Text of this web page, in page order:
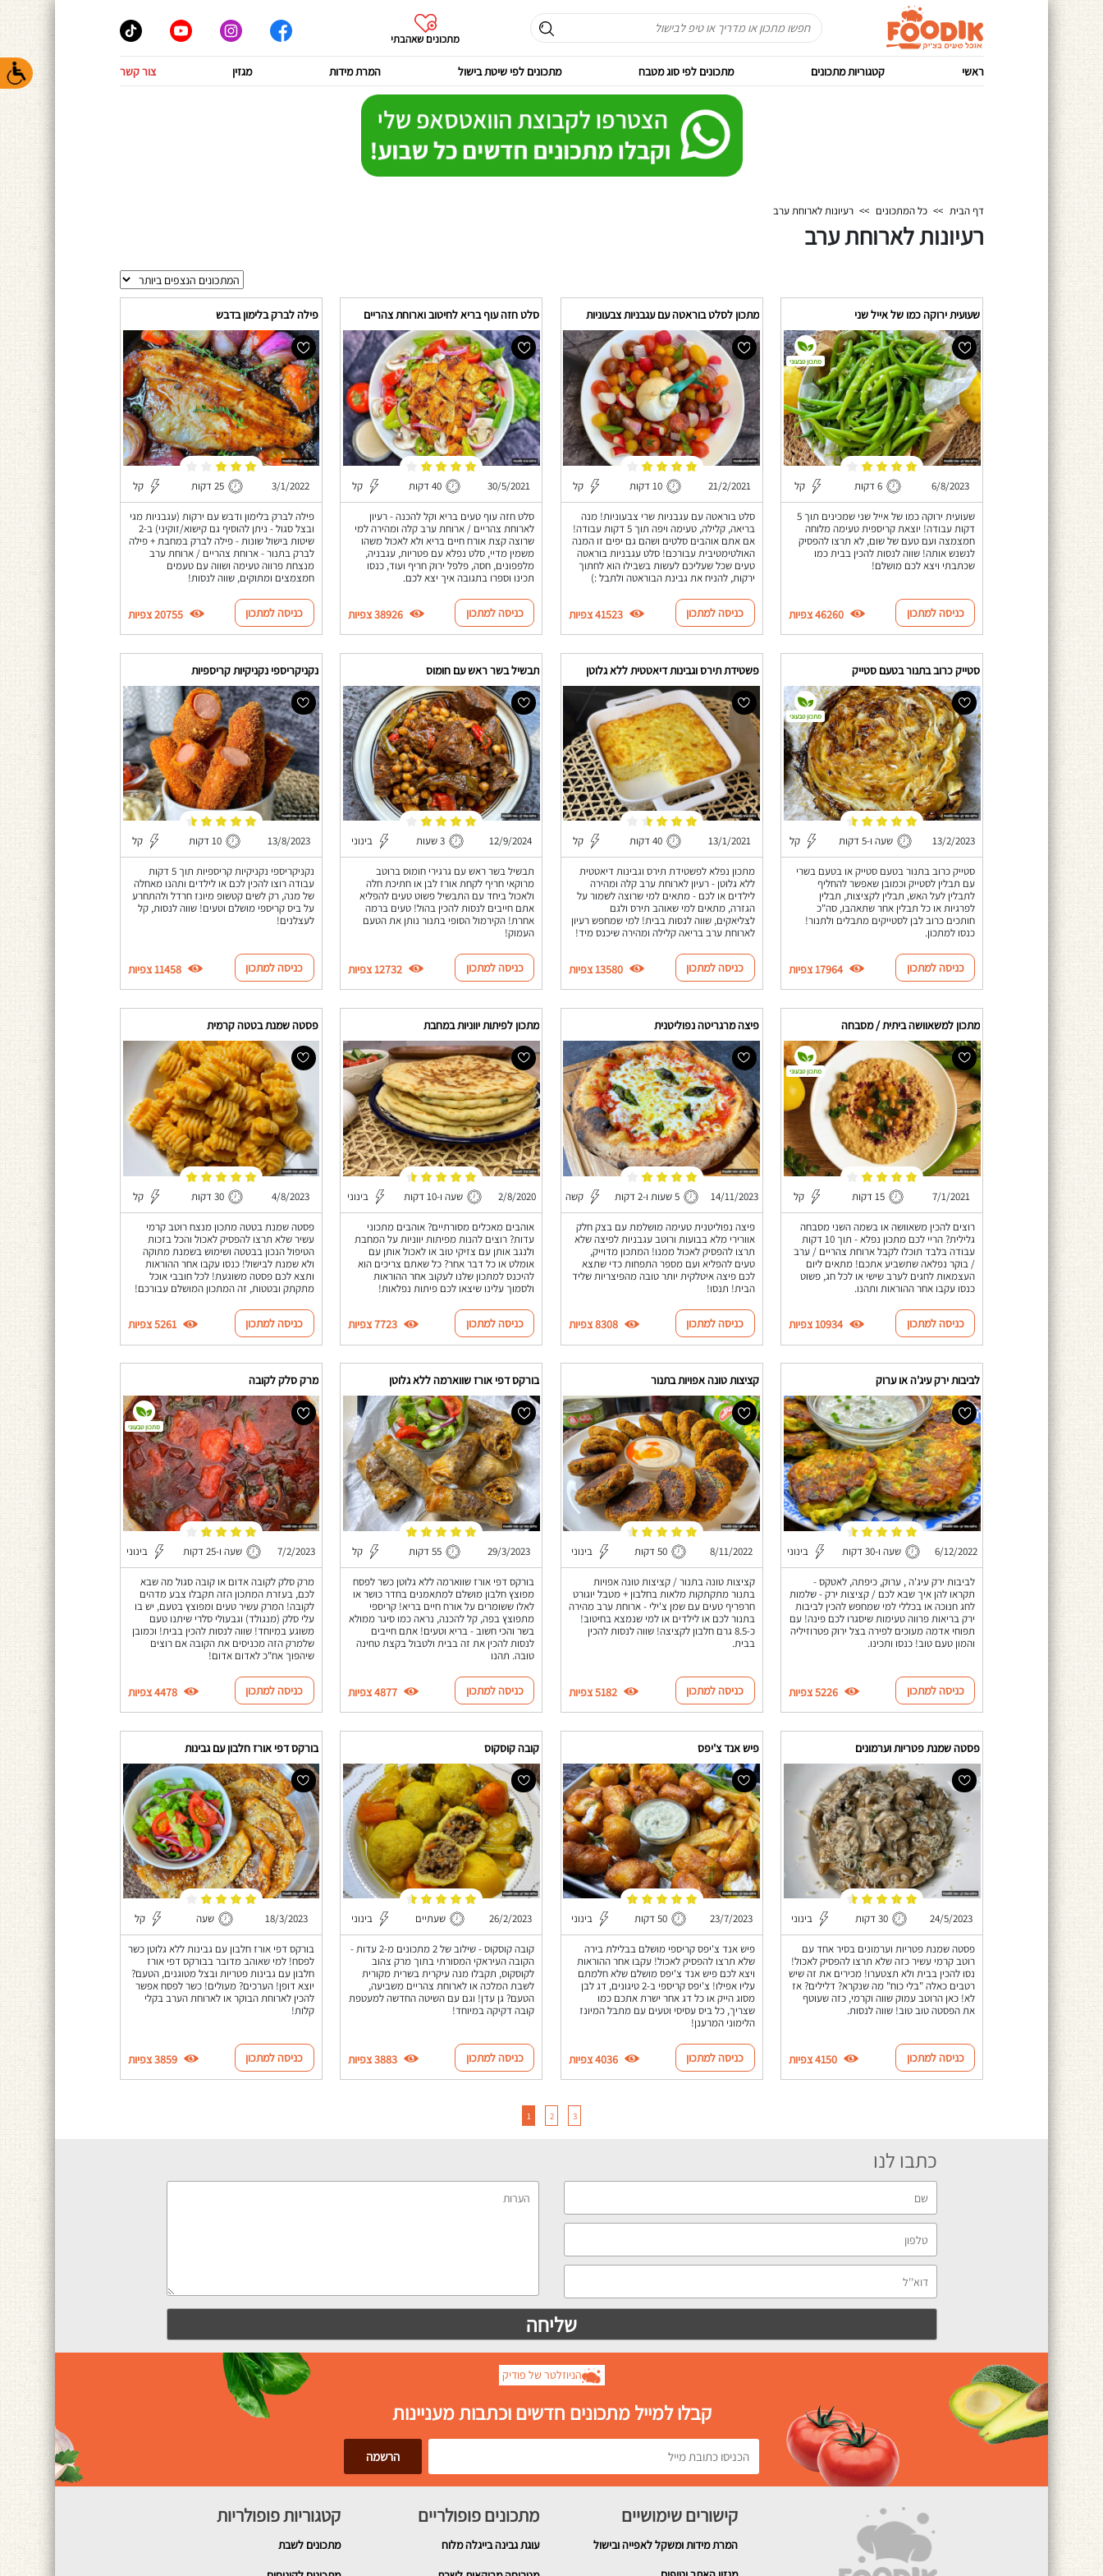
מתכונים שאהבתי
ראשי קטגוריות מתכונים מתכונים לפי סוג מטבח מתכונים לפי שיטת בישול המרת מידות מגזין צור קשר
דף הבית >> כל המתכונים >> רעיונות לארוחת ערב
רעיונות לארוחת ערב
שעועית ירוקה כמו של אייל שני
6/8/2023 6 דקות קל
שעועית ירוקה כמו של אייל שני שמכינים תוך 5
דקות עבודה! יוצאת קריספית טעימה מלוחה
חמצמצה ועם טעם של שום, לא תרצו להפסיק
לנשנש אותה! שווה לנסות להכין בבית כמו
שכתבתי ויצא לכם מושלם!
מתכון טבעוני
כניסה למתכון 46260 צפיות
מתכון לסלט בוראטה עם עגבניות צבעוניות
21/2/2021 10 דקות קל
סלט בוראטה עם עגבניות שרי צבעוניות! מנה
בריאה, קלילה, טעימה ויפה תוך 5 דקות עבודה!
אם אתם אוהבים סלטים ושהם גם יפים זו המנה
האולטימטיבית עבורכם! סלט עגבניות בוראטה
טעים שכל שעליכם לעשות בשבילו הוא לחתוך
ירקות, להניח את גבינת הבוראטה ולתבל :)
כניסה למתכון 41523 צפיות
סלט חזה עוף בריא לחיטוב וארוחת צהריים
30/5/2021 40 דקות קל
סלט חזה עוף טעים בריא וקל להכנה - רעיון
לארוחת צהריים / ארוחת ערב קלה ומהירה למי
שרוצה קצת אורח חיים בריא ולא לאכול משהו
משמין מדיי, סלט נפלא עם פטריות, עגבניה,
מלפפונים, חסה, פלפל ירוק חריף ועוד, כנסו
תכינו וספרו בתגובה איך יצא לכם.
כניסה למתכון 38926 צפיות
פילה לברק בלימון בדבש
3/1/2022 25 דקות קל
פילה לברק בלימון ודבש עם ירקות (עגבניות מגי
ובצל סגול - ניתן להוסיף גם קישוא/זוקיני) ב-2
שיטות בישול שונות - פילה לברק במחבת + פילה
לברק בתנור - ארוחת צהריים / ארוחת ערב
מנצחת פרווה טעימה ושווה עם טעמים
חמצמצים ומתוקים, שווה לנסות!
כניסה למתכון 20755 צפיות
סטייק כרוב בתנור בטעם סטייק
13/2/2023 שעה ו-5 דקות קל
סטייק כרוב בתנור בטעם סטייק או בטעם בשרי
עם תבלין לסטייק וכמובן שאפשר להחליף
לתבלין לעל האש, תבלין לקציצות, תבלין
לפרגיות או כל תבלין אחר שתאהבו, סה"כ
חותכים כרוב לבן לסטייקים מתבלים ולתנור!
כנסו למתכון.
מתכון טבעוני
כניסה למתכון 17964 צפיות
פשטידת תירס וגבינות דיאטטית ללא גלוטן
13/1/2021 40 דקות קל
מתכון נפלא לפשטידת תירס וגבינות דיאטטית
ללא גלוטן - רעיון לארוחת ערב קלה ומהירה
לילדים או לכם - מתאים למי שרוצה לשמור על
הגזרה, מתאים למי שאוהב תירס ולגם
לצליאקים, שווה לנסות בבית! למי שמחפש רעיון
לארוחת ערב בריאה קלילה ומהירה שיכנס מיד!
כניסה למתכון 13580 צפיות
תבשיל בשר ראש עם חומוס
12/9/2024 3 שעות בינוני
תבשיל בשר ראש עם גרגירי חומוס ברוטב
מרוקאי חריף לקחת אורז לבן או חתיכת חלה
ולאכול ביחד עם התבשיל פשוט טעים להפליא
אתם חייבים לנסות להכין בהול! טעים ברמה
אחרת! הקירמול הסופי בתנור נותן את הטעם
העמוק!
כניסה למתכון 12732 צפיות
נקניקריספי נקניקיות קריספיות
13/8/2023 10 דקות קל
נקניקריספי נקניקיות קריספיות תוך 5 דקות
עבודה רוצו להכין לכם או לילדים ותהנו מאחלה
של מנה, רק לשים קטשופ מיונז חרדל ולהתחרע
על ביס קריספי מושלם וטעים! שווה לנסות, קל
לעצלנים!
כניסה למתכון 11458 צפיות
מתכון למשאוושה ביתית / מסבחה
7/1/2021 15 דקות קל
רוצים להכין משאוושה או בשמה השני מסבחה
גלילית? הריי לכם מתכון נפלא - תוך 10 דקות
עבודה בלבד תוכלו לקבל ארוחת צהריים / ערב
/ בוקר נפלאה שתשביע אתכם! מתאים ליום
העצמאות לחגים לערב שישי או לכל חג, פשוט
כנסו עקבו אחר ההוראות ותהנו.
מתכון טבעוני
כניסה למתכון 10934 צפיות
פיצה מרגריטה נפוליטנית
14/11/2023 5 שעות ו-2 דקות קשה
פיצה נפוליטנית טעימה מושלמת עם בצק חלק
אוורירי מלא בבועות ורוטב עגבניות לפיצה שלא
תרצו להפסיק לאכול ממנו! המתכון מדוייק,
טעים להפליא ועם מספר התפחות כדי שתצא
לכם פיצה איטלקית יותר טובה מהפיצריות שליד
הבית! תנסו!
כניסה למתכון 8308 צפיות
מתכון לפיתות יווניות במחבת
2/8/2020 שעה ו-10 דקות בינוני
אוהבים מאכלים מסורתיים? אוהבים מתכוני
עדות? רוצים להנות מפיתות יווניות על המחבת
ולנגב אותן עם צזיקי טוב או לאכול אותן עם
אומלט או כל דבר אחר? כל שאתם צריכים הוא
להיכנס למתכון שלנו לעקוב אחר ההוראות
ולסמוך עלינו שיצאו לכם פיתות נפלאות!
כניסה למתכון 7723 צפיות
פסטה שמנת בטטה קרמית
4/8/2023 30 דקות קל
פסטה שמנת בטטה מתכון מנצח רוטב קרמי
עשיר שלא תרצו להפסיק לאכול והכל בזכות
הטיפול הנכון בבטטה ושימוש בשמנת מתוקה
ולא שמנת לבישול! כנסו עקבו אחר ההוראות
ותצא לכם פסטה משוגעת! לכל חובבי אוכל
מתקתק ובטטות, זה המתכון המושלם עבורכם!
כניסה למתכון 5261 צפיות
לביבות ירק עיג'ה או ערוק
6/12/2022 שעה ו-30 דקות בינוני
לביבות ירק עיג'ה , ערוק, כיפתה, לאטקס -
תקראו להן איך שבא לכם / קציצות ירק - שלמות
לחג חנוכה או בכללי למי שמחפש להכין לביבות
ירק בריאות פרווה טעימות שיסגרו לכם פינה! עם
תפוחי אדמה מעוכים לפירה בצל ירוק פטרוזיליה
והמון טעם טוב! כנסו ותכינו.
כניסה למתכון 5226 צפיות
קציצות טונה אפויות בתנור
8/11/2022 50 דקות בינוני
קציצות טונה בתנור / קציצות טונה אפויות
בתנור מתקתקות מלאות בחלבון + מטבל יוגורט
חרפריף טעים עם שמן צ'ילי - ארוחת ערב מהירה
בתנור לכם או לילדים או למי שנמצא בחיטוב!
כ-8.5 גרם חלבון לקציצה! שווה לנסות להכין
בבית.
כניסה למתכון 5182 צפיות
בורקס דפי אורז שווארמה ללא גלוטן
29/3/2023 55 דקות קל
בורקס דפי אורז שווארמה ללא גלוטן כשר לפסח
מפוצץ חלבון מושלם למתאמנים בחדר כושר או
לאלו ששומרים על אורח חיים בריא! קריספי
מתפוצץ בפה, קל להכנה, נראה כמו סיגר ממולא
בשר והכי חשוב - בריא וטעים! אתם חייבים
לנסות להכין את זה בבית ולטבול בקצת טחינה
טובה. תהנו
כניסה למתכון 4877 צפיות
מרק סלק לקובה
7/2/2023 שעה ו-25 דקות בינוני
מרק סלק לקובה אדום או קובה סגול מה שבא
לכם, בעזרת המתכון הזה תקבלו צבע מדהים
לקובה! המרק עשיר טעים ומפוצץ בטעם, יש בו
עלי סלק (מנגולד) וגבעולי סלרי שיתנו טעם
משוגע במיוחד! שווה לנסות להכין בבית! וכמובן
שלמרק הזה מכניסים את הקובה אם רוצים
שיהפוך אח"כ לאדום אדום!
מתכון טבעוני
כניסה למתכון 4478 צפיות
פסטה שמנת פטריות וערמונים
24/5/2023 30 דקות בינוני
פסטה שמנת פטריות וערמונים בסיר אחד עם
רוטב קרמי עשיר כזה שלא תרצו להפסיק לאכול!
נסו להכין בבית ולא תצטערו! מכירים את זה שיש
רטבים כאלה "בלי כוח" מה שנקרא? דלילים? אז
לא! כאן הרוטב עמוק שווה וקרמי, כזה שעוטף
את הפסטה טוב טוב! שווה לנסות.
כניסה למתכון 4150 צפיות
פיש אנד צ'יפס
23/7/2023 50 דקות בינוני
פיש אנד צ'יפס קריספי מושלם בבלילת בירה
שלא תרצו להפסיק לאכול! עקבו אחר ההוראות
ויצא לכם פיש אנד צ'יפס מושלם שלא חלמתם
עליו אפילו! צ'יפס קריספי ב-2 טיגונים, דג לבן
מסוג הייק או כל דג אחר ישרת אתכם כמו
שצריך, כל ביס עסיסי וטעים עם מתבל המיונז
הלימוני המרענן!
כניסה למתכון 4036 צפיות
קובה קוסקוס
26/2/2023 שעתיים בינוני
קובה קוסקוס - שילוב של 2 מתכונים מ-2 עדות -
הקובה העיראקי המסורתי בתוך מרק צהוב
לקוסקוס, תקבלו מנה עיקרית בשרית מקורית
לשבת המלכה או לארוחת צהריים משביעה,
הטעם? גן עדן! וגם עם השיטה החדשה למעטפת
קובה דקיקה במיוחד!
כניסה למתכון 3883 צפיות
בורקס דפי אורז חלבון עם גבינות
18/3/2023 שעה קל
בורקס דפי אורז חלבון עם גבינות ללא גלוטן כשר
לפסח! למי שאוהב מדובר בבורקס דפי אורז
חלבון עם גבינות פטריות ובצל מטוגנים, הטעם?
יוצא דופן! הערכים? מעולים! כשר לפסח אפשר
להכין לארוחת הבוקר או לארוחת הערב בקלי
קלות!
כניסה למתכון 3859 צפיות
1 2 3
כתבו לנו
הניוזלטר של פודיק
קבלו למייל מתכונים חדשים וכתבות מעניינות
קישורים שימושיים
המרת מידות ומשקל לאפייה ובישול
מתכונים פופולריים
עוגת גבינה בייגלה מלוח
קטגוריות פופולריות
מתכונים לשבת